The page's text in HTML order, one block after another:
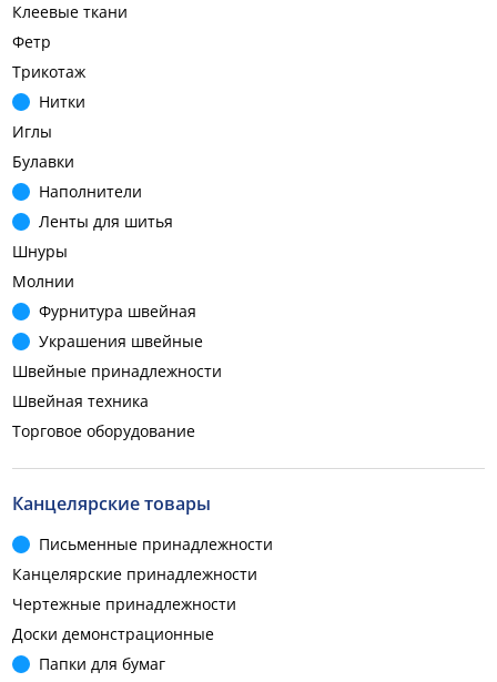
Клеевые ткани
Фетр
Трикотаж
Нитки
Иглы
Булавки
Наполнители
Ленты для шитья
Шнуры
Молнии
Фурнитура швейная
Украшения швейные
Швейные принадлежности
Швейная техника
Торговое оборудование
Канцелярские товары
Письменные принадлежности
Канцелярские принадлежности
Чертежные принадлежности
Доски демонстрационные
Папки для бумаг